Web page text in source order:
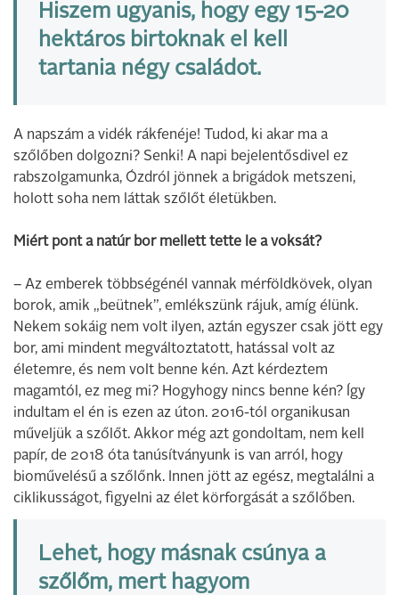
Hiszem ugyanis, hogy egy 15-20
hektáros birtoknak el kell
tartania négy családot.
A napszám a vidék rákfenéje! Tudod, ki akar ma a
szőlőben dolgozni? Senki! A napi bejelentősdivel ez
rabszolgamunka, Ózdról jönnek a brigádok metszeni,
holott soha nem láttak szőlőt életükben.
Miért pont a natúr bor mellett tette le a voksát?
– Az emberek többségénél vannak mérföldkövek, olyan
borok, amik „beütnek”, emlékszünk rájuk, amíg élünk.
Nekem sokáig nem volt ilyen, aztán egyszer csak jött egy
bor, ami mindent megváltoztatott, hatással volt az
életemre, és nem volt benne kén. Azt kérdeztem
magamtól, ez meg mi? Hogyhogy nincs benne kén? Így
indultam el én is ezen az úton. 2016-tól organikusan
műveljük a szőlőt. Akkor még azt gondoltam, nem kell
papír, de 2018 óta tanúsítványunk is van arról, hogy
bioművelésű a szőlőnk. Innen jött az egész, megtalálni a
ciklikusságot, figyelni az élet körforgását a szőlőben.
Lehet, hogy másnak csúnya a
szőlőm, mert hagyom